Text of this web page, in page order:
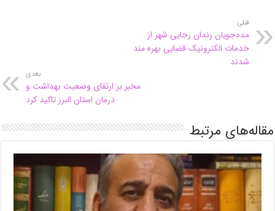
قبلی
مددجویان زندان رجایی شهر از
خدمات الکترونیک قضایی بهره مند
شدند
بعدی
مخبر بر ارتقای وضعیت بهداشت و
درمان استان البرز تاکید کرد
مقاله‌های مرتبط